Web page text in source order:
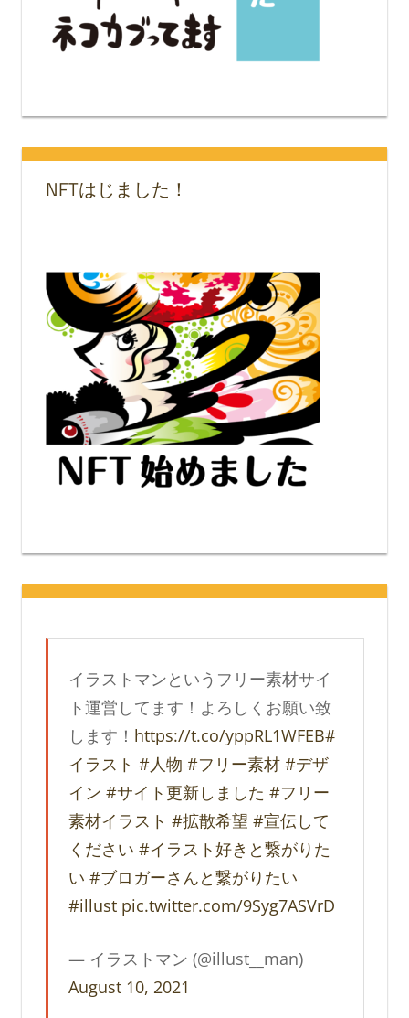
NFTはじました！
イラストマンというフリー素材サイ
ト運営してます！よろしくお願い致
します！ https://t.co/yppRL1WFEB#
イラスト #人物 #フリー素材 #デザ
イン #サイト更新しました #フリー
素材イラスト #拡散希望 #宣伝して
ください #イラスト好きと繋がりた
い #ブロガーさんと繋がりたい
#illust pic.twitter.com/9Syg7ASVrD
— イラストマン (@illust__man)
August 10, 2021